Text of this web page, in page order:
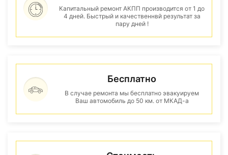
Капитальный ремонт АКПП производится от 1 до
4 дней. Быстрый и качественнвй результат за
пару дней !
Бесплатно
В случае ремонта мы бесплатно эвакуируем
Ваш автомобиль до 50 км. от МКАД-а